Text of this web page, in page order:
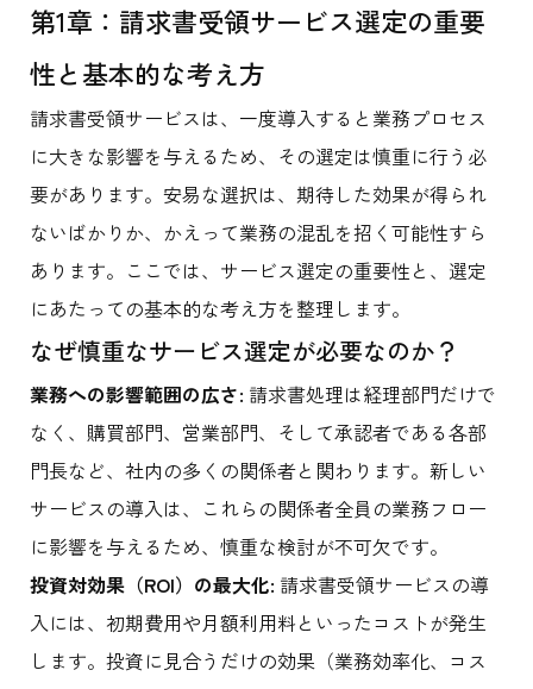
第1章：請求書受領サービス選定の重要
性と基本的な考え方
請求書受領サービスは、一度導入すると業務プロセス
に大きな影響を与えるため、その選定は慎重に行う必
要があります。安易な選択は、期待した効果が得られ
ないばかりか、かえって業務の混乱を招く可能性すら
あります。ここでは、サービス選定の重要性と、選定
にあたっての基本的な考え方を整理します。
なぜ慎重なサービス選定が必要なのか？
業務への影響範囲の広さ: 請求書処理は経理部門だけで
なく、購買部門、営業部門、そして承認者である各部
門長など、社内の多くの関係者と関わります。新しい
サービスの導入は、これらの関係者全員の業務フロー
に影響を与えるため、慎重な検討が不可欠です。
投資対効果（ROI）の最大化: 請求書受領サービスの導
入には、初期費用や月額利用料といったコストが発生
します。投資に見合うだけの効果（業務効率化、コス